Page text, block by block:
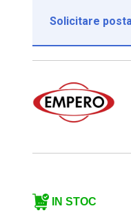
Solicitare
Telefon*
IN STOC